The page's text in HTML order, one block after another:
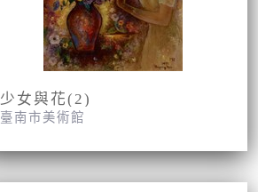
少女與花(2)
臺南市美術館